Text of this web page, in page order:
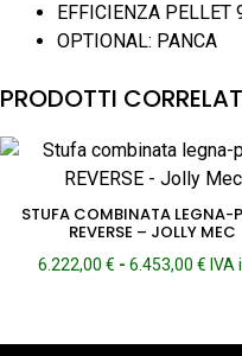
EFFICIENZA PELLET
OPTIONAL: PANCA
PRODOTTI
STUFA COMBINATA LEGNA-
REVERSE – JOLLY MEC
6.222,00€ - 6.453,00€ IVA